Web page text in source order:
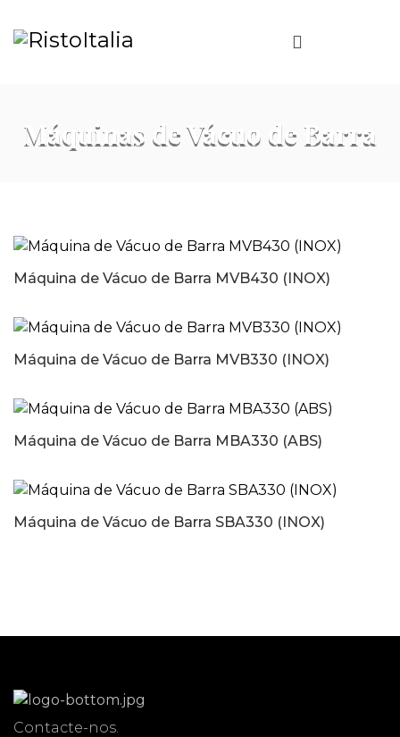
Máquinas de Vácuo de Barra
Máquina de Vácuo de Barra MVB430 (INOX)
Máquina de Vácuo de Barra MVB330 (INOX)
Máquina de Vácuo de Barra MBA330 (ABS)
Máquina de Vácuo de Barra SBA330 (INOX)
Contacte-nos.